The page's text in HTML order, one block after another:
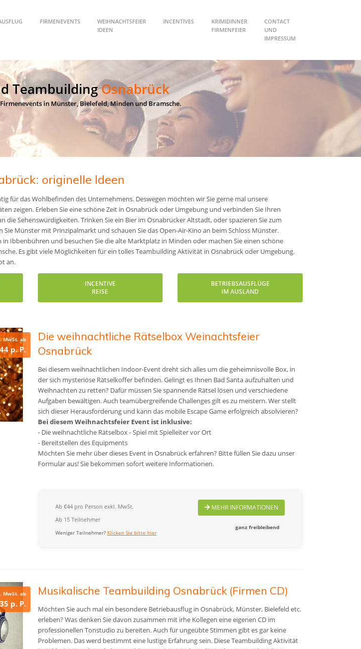
FIRMENEVENTS
WEIHNACHTSFEIER
IDEEN
INCENTIVES
KRIMIDINNER
FIRMENFEIER
CONTACT
UND
IMPRESSUM
TeambuildingOsnabrück
in Münster, Bielefeld, Minden und Bramsche.
originelle Ideen
für das Wohlbefinden des Unternehmens. Deswegen möchten wir Sie gerne mal unsere
zeigen. Erleben Sie eine schöne Zeit in Osnabrück oder Umgebung und verbinden Sie Ihren
die Sehenswürdigkeiten. Trinken Sie ein Bier im Osnabrücker Altstadt, oder spazieren Sie zum
Sie Münster mit Prinzipalmarkt und schauen Sie das Open-Air-Kino an beim Schloss Münster.
in Ibbenbühren und besuchen Sie die alte Marktplatz in Minden oder machen Sie einen schöne
Es gibt viele Möglichkeiten für ein tolles Teambuilding Aktivität in Osnabrück oder Umgebung.
an.
INCENTIVE
REISE
BETRIEBSAUSFLÜGE
IM AUSLAND
MwSt. ab
p. P.
Die weihnachtliche Rätselbox Weinachtsfeier
Osnabrück
Bei diesem weihnachtlichen Indoor-Event dreht sich alles um die geheimnisvolle Box, in
der sich mysteriöse Rätselkoffer befinden. Gelingt es Ihnen Bad Santa aufzuhalten und
Weihnachten zu retten? Dafür müssen Sie spannende Rätsel lösen und verschiedene
Aufgaben bewältigen. Auch teamübergreifende Challenges gilt es zu meistern. Wer stellt
sich dieser Herausforderung und kann das mobile Escape Game erfolgreich absolvieren?
Bei diesem Weihnachtsfeier Event ist inklusive:
- Die weihnachtliche Rätselbox - Spiel mit Spielleiter vor Ort
- Bereitstellen des Equipments
Möchten Sie mehr über dieses Event in Osnabrück erfahren? Bitte füllen Sie dazu unser
Formular aus! Sie bekommen sofort weitere Informationen.
Ab €44 pro Person exkl. MwSt.
Ab 15 Teilnehmer
Weniger Teilnehmer? Klicken Sie bitte hier
MEHR INFORMATIONEN
ganz freibleibend
MwSt. ab
p. P.
Musikalische Teambuilding Osnabrück (Firmen CD)
Möchten Sie auch mal ein besondere Betriebausflug in Osnabrück, Münster, Bielefeld etc.
erleben? Was denken Sie davon zusammen mit irhe Kollegen eineeigenen CD im
professionellen Tonstudio zu bereiten. Auch für ungeübte Stimmen gibt es gar keine
Problemen. Das werd bestimmt eine lustige Erfahrung sein. Diese Teambuilding Aktivität